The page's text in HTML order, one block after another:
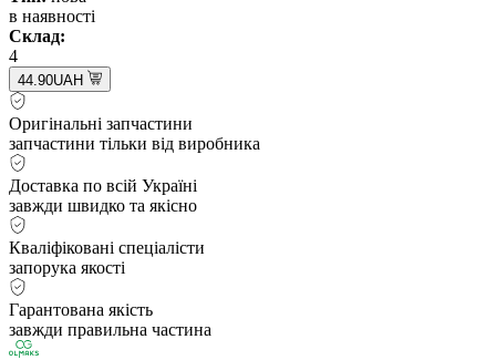
в наявності
Склад:
4
44.90UAH
Оригінальні запчастини
запчастини тільки від виробника
Доставка по всій Україні
завжди швидко та якісно
Кваліфіковані спеціалісти
запорука якості
Гарантована якість
завжди правильна частина